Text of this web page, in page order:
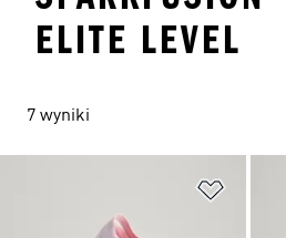
ELITE LEVEL
7 wyniki